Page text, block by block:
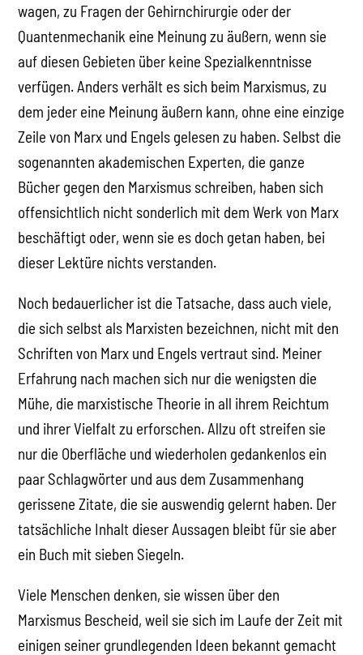
wagen, zu Fragen der Gehirnchirurgie oder der
Quantenmechanik eine Meinung zu äußern, wenn sie
auf diesen Gebieten über keine Spezialkenntnisse
verfügen. Anders verhält es sich beim Marxismus, zu
dem jeder eine Meinung äußern kann, ohne eine einzige
Zeile von Marx und Engels gelesen zu haben. Selbst die
sogenannten akademischen Experten, die ganze
Bücher gegen den Marxismus schreiben, haben sich
offensichtlich nicht sonderlich mit dem Werk von Marx
beschäftigt oder, wenn sie es doch getan haben, bei
dieser Lektüre nichts verstanden.
Noch bedauerlicher ist die Tatsache, dass auch viele,
die sich selbst als Marxisten bezeichnen, nicht mit den
Schriften von Marx und Engels vertraut sind. Meiner
Erfahrung nach machen sich nur die wenigsten die
Mühe, die marxistische Theorie in all ihrem Reichtum
und ihrer Vielfalt zu erforschen. Allzu oft streifen sie
nur die Oberfläche und wiederholen gedankenlos ein
paar Schlagwörter und aus dem Zusammenhang
gerissene Zitate, die sie auswendig gelernt haben. Der
tatsächliche Inhalt dieser Aussagen bleibt für sie aber
ein Buch mit sieben Siegeln.
Viele Menschen denken, sie wissen über den
Marxismus Bescheid, weil sie sich im Laufe der Zeit mit
einigen seiner grundlegenden Ideen bekannt gemacht